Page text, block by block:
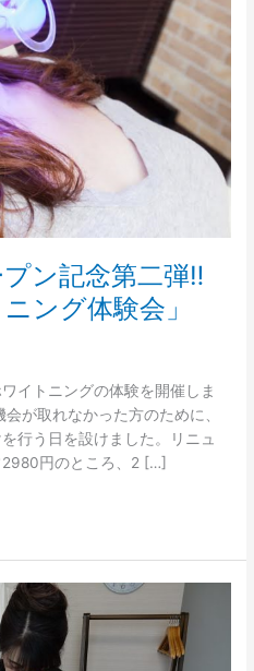
ン記念第二弾‼
ング体験会」
イトニングの体験を開催しま
が取れなかった方のために、
行う日を設けました。リニュ
2980円のところ、2 […]